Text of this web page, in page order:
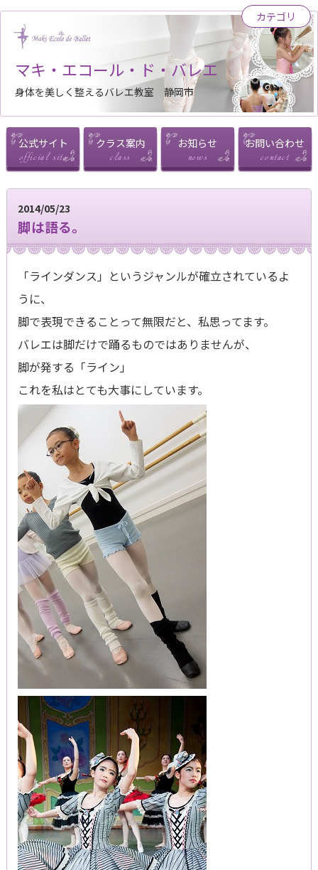
マキ・エコール・ド・バレエ
身体を美しく整えるバレエ教室 静岡市
カテゴリ
公式サイト クラス案内 お知らせ お問い合わせ
2014/05/23
脚は語る。
「ラインダンス」というジャンルが確立されているよ
うに、
脚で表現できることって無限だと、私思ってます。
バレエは脚だけで踊るものではありませんが、
脚が発する「ライン」
これを私はとても大事にしています。